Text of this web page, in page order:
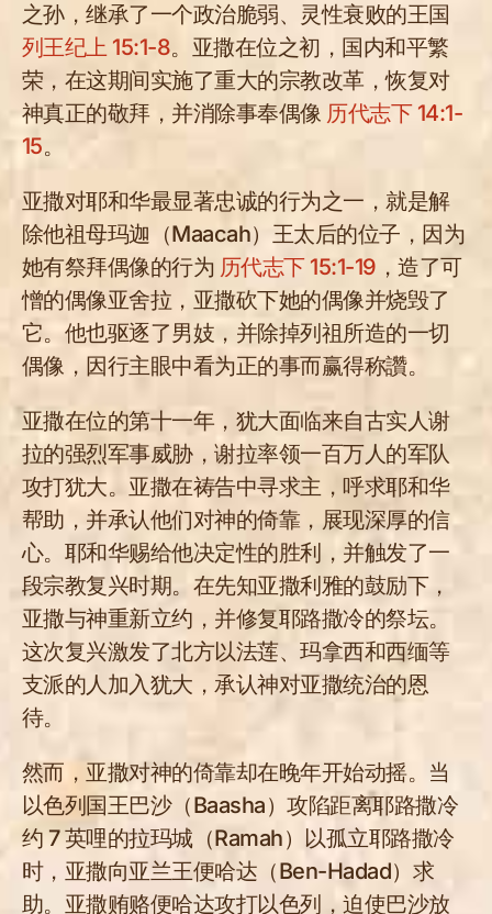
之孙，继承了一个政治脆弱、灵性衰败的王国
列王纪上 15:1-8。亚撒在位之初，国内和平繁
荣，在这期间实施了重大的宗教改革，恢复对
神真正的敬拜，并消除事奉偶像 历代志下 14:1-
15。
亚撒对耶和华最显著忠诚的行为之一，就是解
除他祖母玛迦（Maacah）王太后的位子，因为
她有祭拜偶像的行为 历代志下 15:1-19 ，造了可
憎的偶像亚舍拉，亚撒砍下她的偶像并烧毁了
它。他也驱逐了男妓，并除掉列祖所造的一切
偶像，因行主眼中看为正的事而赢得称讚。
亚撒在位的第十一年，犹大面临来自古实人谢
拉的强烈军事威胁，谢拉率领一百万人的军队
攻打犹大。亚撒在祷告中寻求主，呼求耶和华
帮助，并承认他们对神的倚靠，展现深厚的信
心。耶和华赐给他决定性的胜利，并触发了一
段宗教复兴时期。在先知亚撒利雅的鼓励下，
亚撒与神重新立约，并修复耶路撒冷的祭坛。
这次复兴激发了北方以法莲、玛拿西和西缅等
支派的人加入犹大，承认神对亚撒统治的恩
待。
然而，亚撒对神的倚靠却在晚年开始动摇。当
以色列国王巴沙（Baasha）攻陷距离耶路撒冷
约 7 英哩的拉玛城（Ramah）以孤立耶路撒冷
时，亚撒向亚兰王便哈达（Ben-Hadad）求
助。亚撒贿赂便哈达攻打以色列，迫使巴沙放